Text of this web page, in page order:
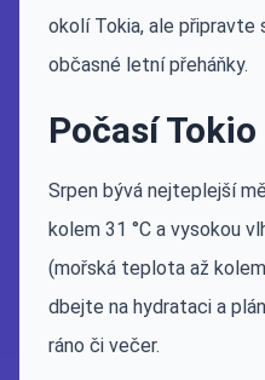
okolí Tokia, ale připravte
občasné letní přeháňky.
Počasí
Srpen bývá nejteplejší
kolem 31 °C a vysokou
(mořská teplota až
dbejte na hydrataci a
ráno či večer.